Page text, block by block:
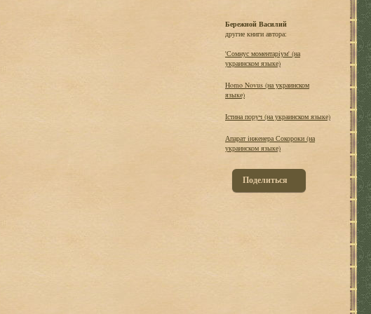
Бережной Василий
другие книги автора:
'Сомнус моментарiум' (на
украинском языке)
Homo Novus (на украинском
языке)
Iстина поруч (на украинском языке)
Апарат iнженера Сокороки (на
украинском языке)
Поделиться